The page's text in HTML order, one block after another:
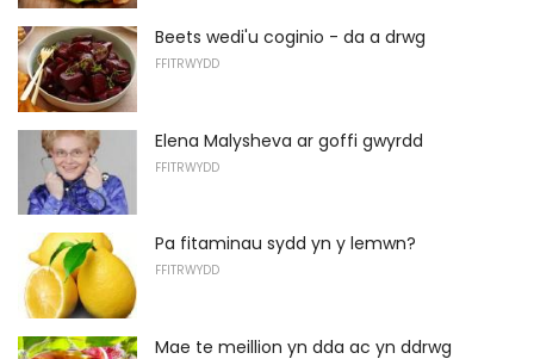
Beets wedi'u coginio - da a drwg
FFITRWYDD
Elena Malysheva ar goffi gwyrdd
FFITRWYDD
Pa fitaminau sydd yn y lemwn?
FFITRWYDD
Mae te meillion yn dda ac yn ddrwg